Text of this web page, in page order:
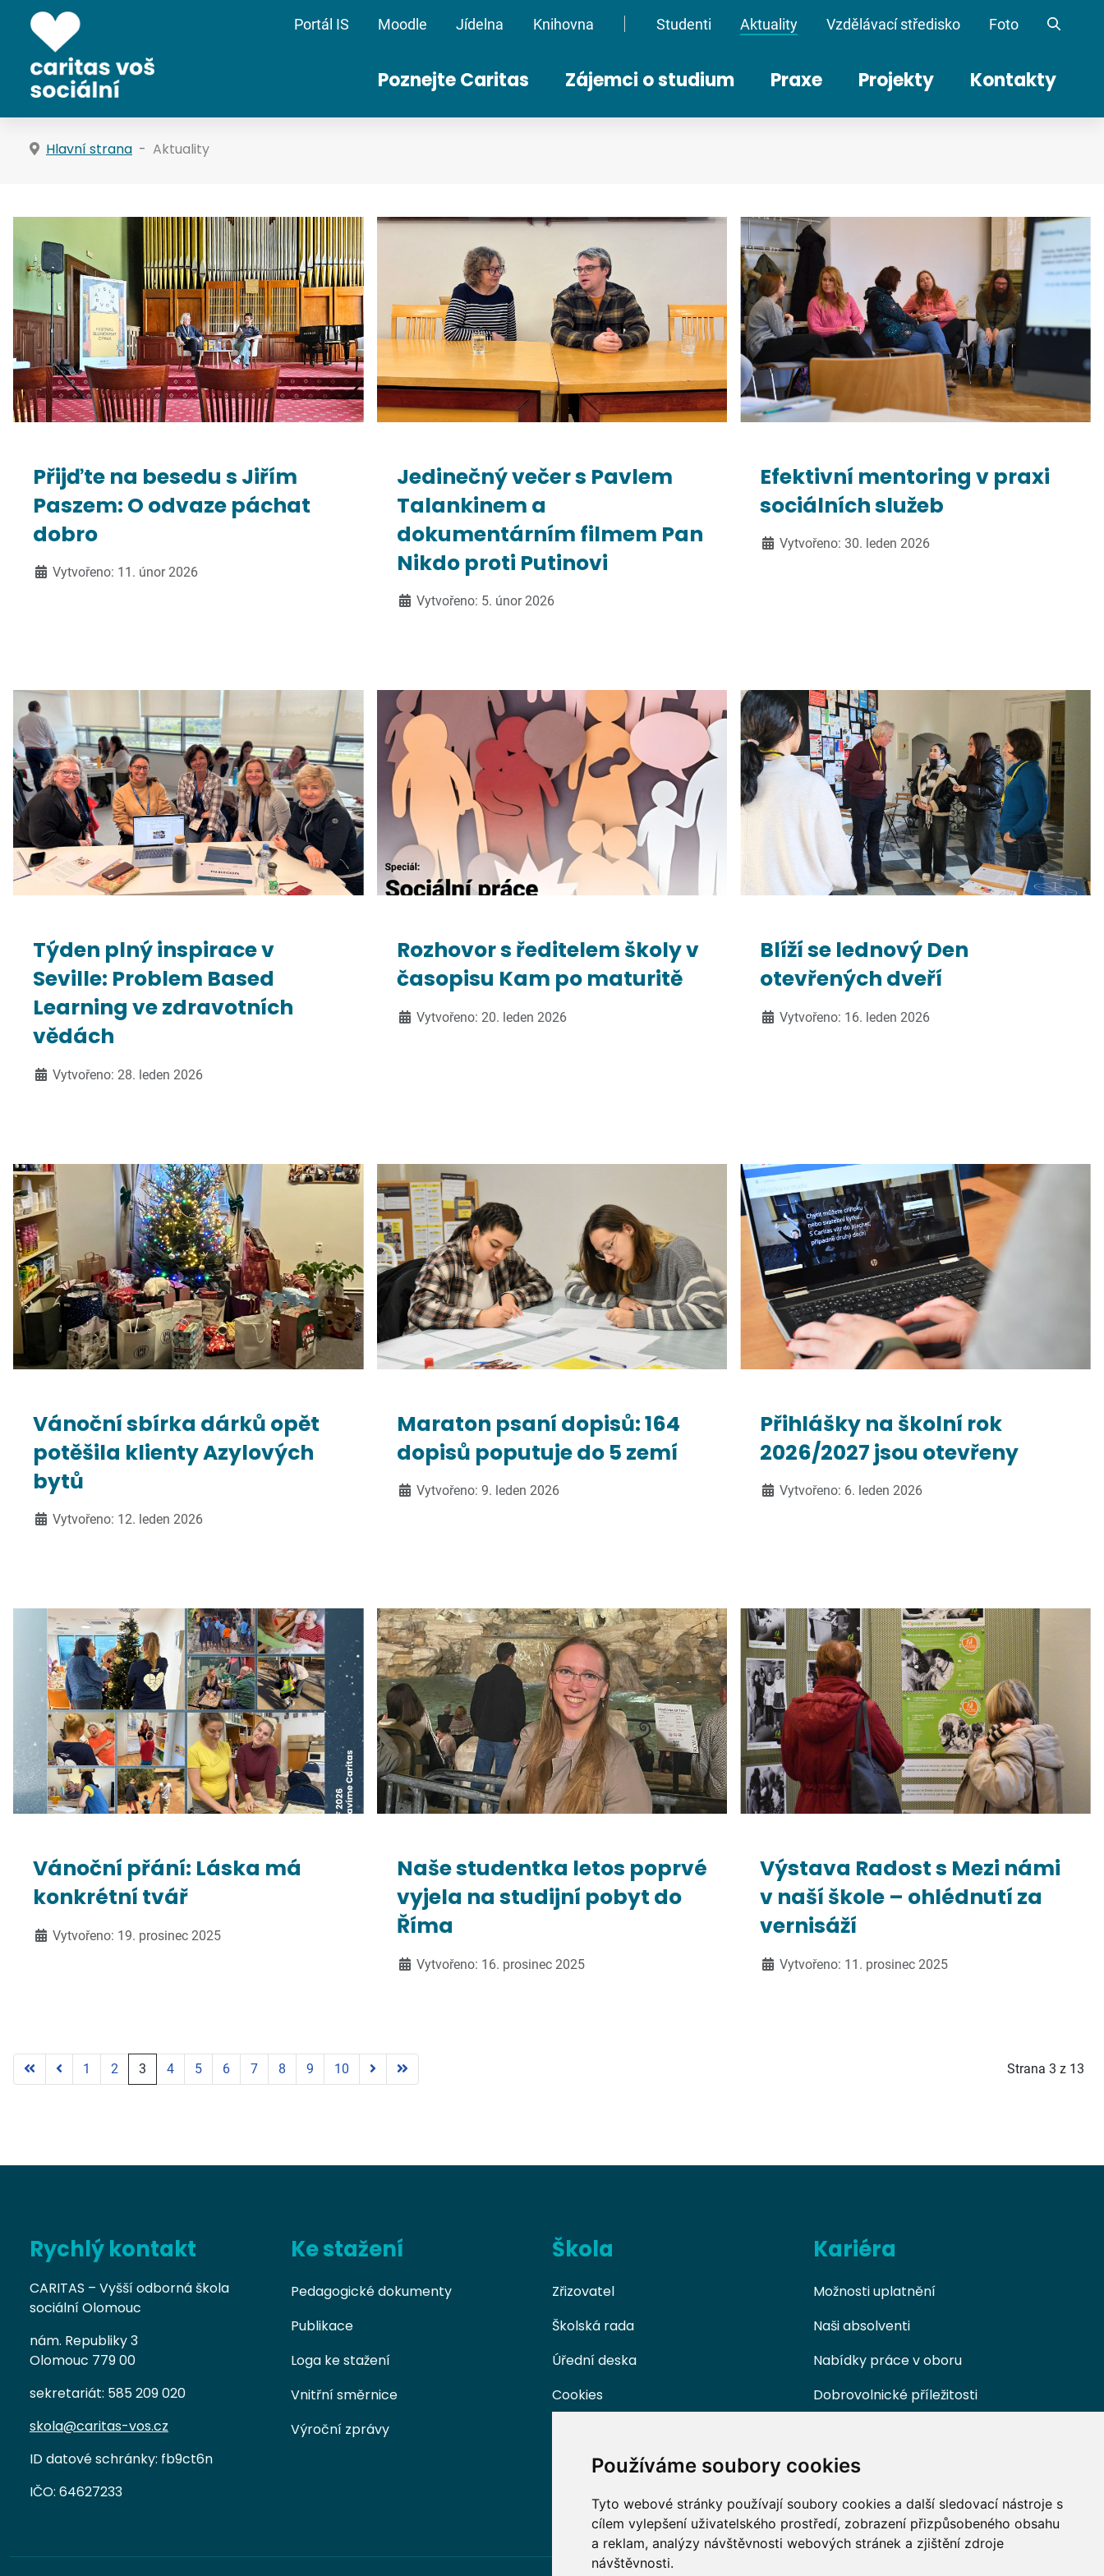
Používáme soubory cookies
Tyto webové stránky používají soubory cookies a další sledovací nástroje s
cílem vylepšení uživatelského prostředí, zobrazení přizpůsobeného obsahu
a reklam, analýzy návštěvnosti webových stránek a zjištění zdroje
návštěvnosti.
Portál IS Moodle Jídelna Knihovna Oddělovač
Studenti Aktuality Vzdělávací středisko Foto
Poznejte Caritas Zájemci o studium Praxe Projekty Kontakty
Hlavní strana Aktuality
Přijďte na besedu s Jiřím
Paszem: O odvaze páchat
dobro
Vytvořeno: 11. únor 2026
Jedinečný večer s Pavlem
Talankinem a
dokumentárním filmem Pan
Nikdo proti Putinovi
Vytvořeno: 5. únor 2026
Efektivní mentoring v praxi
sociálních služeb
Vytvořeno: 30. leden 2026
Týden plný inspirace v
Seville: Problem Based
Learning ve zdravotních
vědách
Vytvořeno: 28. leden 2026
Rozhovor s ředitelem školy v
časopisu Kam po maturitě
Vytvořeno: 20. leden 2026
Blíží se lednový Den
otevřených dveří
Vytvořeno: 16. leden 2026
Vánoční sbírka dárků opět
potěšila klienty Azylových
bytů
Vytvořeno: 12. leden 2026
Maraton psaní dopisů: 164
dopisů poputuje do 5 zemí
Vytvořeno: 9. leden 2026
Přihlášky na školní rok
2026/2027 jsou otevřeny
Vytvořeno: 6. leden 2026
Vánoční přání: Láska má
konkrétní tvář
Vytvořeno: 19. prosinec 2025
Naše studentka letos poprvé
vyjela na studijní pobyt do
Říma
Vytvořeno: 16. prosinec 2025
Výstava Radost s Mezi námi
v naší škole – ohlédnutí za
vernisáží
Vytvořeno: 11. prosinec 2025
Strana 3 z 13
1 2 3 4 5 6 7 8 9 10
Rychlý kontakt
CARITAS – Vyšší odborná škola
sociální Olomouc
nám. Republiky 3
Olomouc 779 00
sekretariát: 585 209 020
skola@caritas-vos.cz
ID datové schránky: fb9ct6n
IČO: 64627233
Ke stažení
Pedagogické dokumenty
Publikace
Loga ke stažení
Vnitřní směrnice
Výroční zprávy
Škola
Zřizovatel
Školská rada
Úřední deska
Cookies
Kariéra
Možnosti uplatnění
Naši absolventi
Nabídky práce v oboru
Dobrovolnické příležitosti